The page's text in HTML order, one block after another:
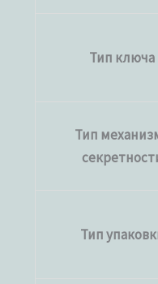
Тип ключа
Тип
Тип